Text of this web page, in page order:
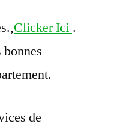
Clicker Ici .
de